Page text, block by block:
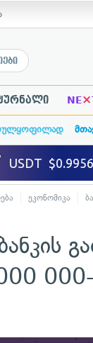
NE×
ეკონომიკა
000